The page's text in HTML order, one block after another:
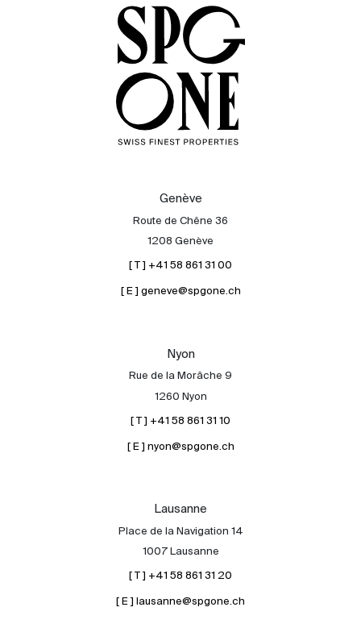
Genève
Route de Chêne 36
1208 Genève
[ T ] +41 58 861 31 00
[ E ] geneve@spgone.ch
Nyon
Rue de la Morâche 9
1260 Nyon
[ T ] +41 58 861 31 10
[ E ] nyon@spgone.ch
Lausanne
Place de la Navigation 14
1007 Lausanne
[ T ] +41 58 861 31 20
[ E ] lausanne@spgone.ch